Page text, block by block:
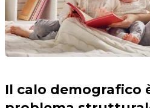
Il calo demografico